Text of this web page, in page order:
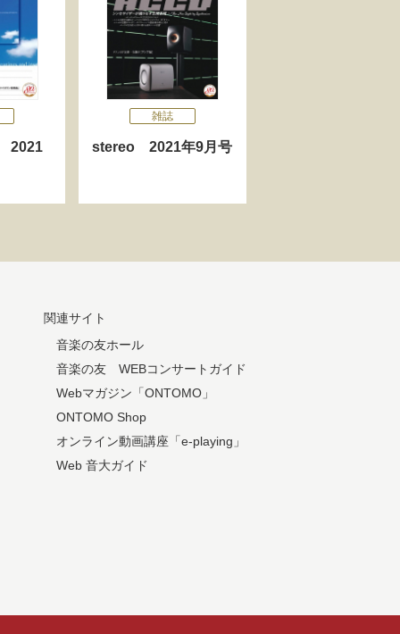
2021
雑誌
stereo 2021年9月号
関連サイト
音楽の友ホール
音楽の友 WEBコンサートガイド
Webマガジン「ONTOMO」
ONTOMO Shop
オンライン動画講座「e-playing」
Web 音大ガイド